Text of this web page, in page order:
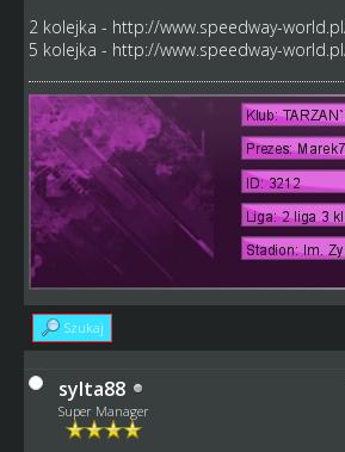
2 kolejka - http://www.speedway-
5 kolejka - http://www.speedway-
Szukaj
sylta88
Super Manager